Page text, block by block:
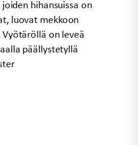
hihansuissa on
luovat mekkoon
on leveä
päällystetyllä